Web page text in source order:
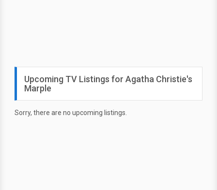
Upcoming TV Listings for Agatha Christie's
Marple
Sorry, there are no upcoming listings.